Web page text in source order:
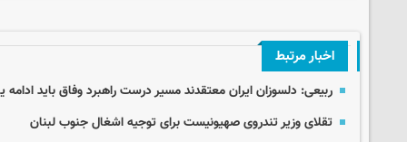
اخبار مرتبط
ربیعی: دلسوزان ایران معتقدند مسیر درست راهبرد وفاق باید ادامه
تقلای وزیر تندروی صهیونیست برای توجیه اشغال جنوب لبنان